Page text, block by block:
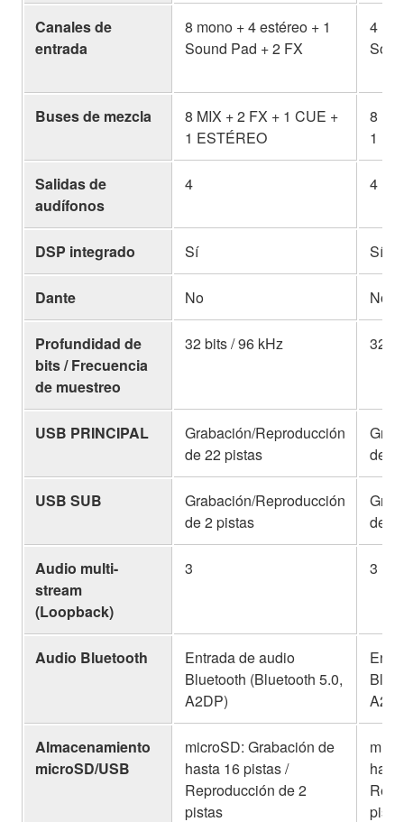
Canales de
entrada
8 mono + 4 estéreo + 1
Sound Pad + 2 FX
4
Buses de mezcla
8 MIX + 2 FX + 1 CUE +
1 ESTÉREO
8
1
Salidas de
audífonos
4 4
DSP integrado Sí Sí
Dante No No
Profundidad de
bits / Frecuencia
de muestreo
32 bits / 96 kHz 32
USB PRINCIPAL
Grabación/Reproducción
de 22 pistas
de
USB SUB
Grabación/Reproducción
de 2 pistas
de 2
Audio multi-
stream
(Loopback)
3 3
Audio Bluetooth
Entrada de audio
Bluetooth (Bluetooth 5.0,
A2DP)
Almacenamiento
microSD/USB
microSD: Grabación de
hasta 16 pistas /
Reproducción de 2
pistas